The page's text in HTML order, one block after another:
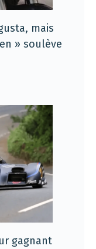
mais
» soulève
gagnant